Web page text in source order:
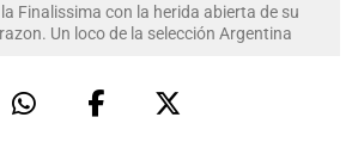
Finalissima con la herida abierta de su
Un loco de la selección Argentina